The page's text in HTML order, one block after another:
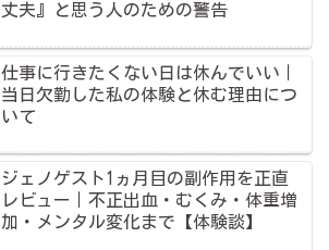
丈夫』と思う人のための警告
仕事に行きたくない日は休んでいい｜
当日欠勤した私の体験と休む理由につ
いて
ジェノゲスト1ヵ月目の副作用を正直
レビュー｜不正出血・むくみ・体重増
加・メンタル変化まで【体験談】